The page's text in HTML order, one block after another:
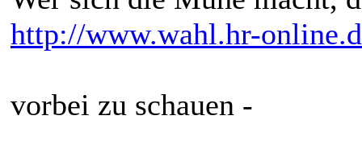
http://www.wahl.hr-
vorbei zu schauen -